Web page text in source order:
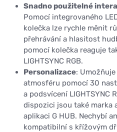
Snadno použitelné
Pomocí integrovaného
kolečka lze rychle měnit
přehrávání a hlasitost
pomocí kolečka reaguje
LIGHTSYNC RGB.
Personalizace:
atmosféru pomocí 30
a podsvícení LIGHTSYNC
dispozici jsou také marka
aplikaci G HUB. Nechybí
kompatibilní s křížovým